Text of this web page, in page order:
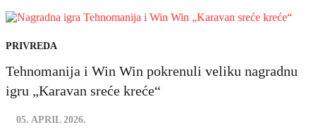
PRIVREDA
Tehnomanija i Win Win pokrenuli veliku nagradnu
igru „Karavan sreće kreće“
05. APRIL 2026.